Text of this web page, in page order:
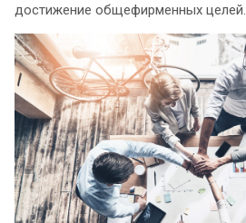
достижение общефирменных целей.